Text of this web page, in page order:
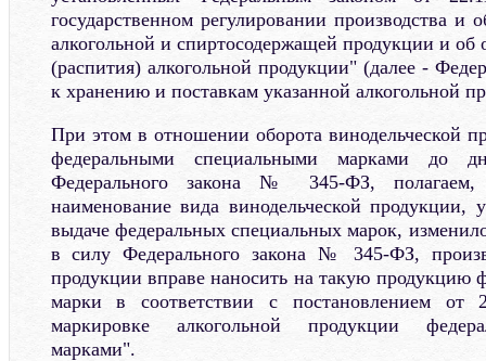
государственном регулировании производства и
алкогольной и спиртосодержащей продукции и об
(распития) алкогольной продукции" (далее -
к хранению и поставкам указанной алкогольной
При этом в отношении оборота винодельческой
федеральными специальными марками до
Федерального закона № 345-ФЗ,
наименование вида винодельческой продукции,
выдаче федеральных специальных марок,
в силу Федерального закона № 345-ФЗ,
продукции вправе наносить на такую продукцию
марки в соответствии с постановлением
маркировке алкогольной продукции
марками".